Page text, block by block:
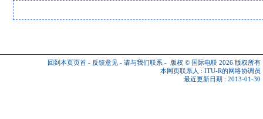
回到本页页首 - 反馈意见 - 请与我们联系 - 版权 © 国际电联 2026 版权所有
本网页联系人 : ITU-R的网络协调员
最近更新日期 : 2013-01-30